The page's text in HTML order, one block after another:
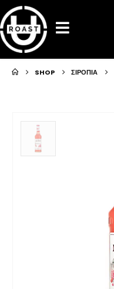
SHOP ΣΙΡΟΠΙΑ